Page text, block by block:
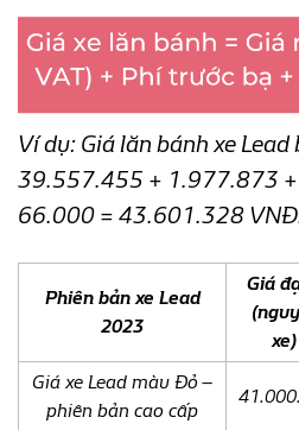
Ví dụ: Giá lăn bánh xe
39.557.455 + 1.977.873
66.000 = 43.601.328
Phiên bản xe Lead
2023
Giá
xe)
Giá xe Lead màu Đỏ –
phiên bản cao cấp